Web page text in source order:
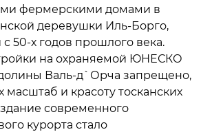
фермерскими домами в
деревушки Иль-Борго,
50-х годов прошлого века.
на охраняемой ЮНЕСКО
Валь-д`Орча запрещено,
масштаб и красоту тосканских
современного
курорта стало